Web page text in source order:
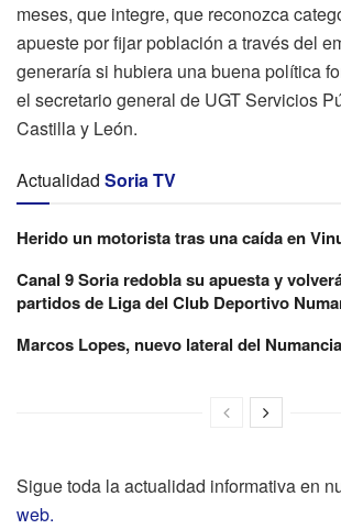
meses, que integre, que reconozca
apueste por fijar población a través del
generaría si hubiera una buena política
el secretario general de UGT Servicios
Castilla y León.
Actualidad Soria TV
Herido un motorista tras una caída en
Canal 9 Soria redobla su apuesta y
partidos de Liga del Club Deportivo
Marcos Lopes, nuevo lateral del Numancia
Sigue toda la actualidad informativa en
web.